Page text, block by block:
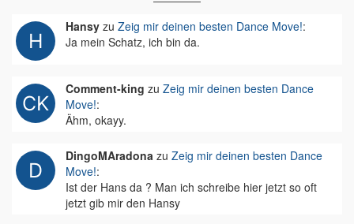
Hansy zu Zeig mir deinen besten Dance Move!:
Ja mein Schatz, ich bin da.
Comment-king zu Zeig mir deinen besten Dance
Move!:
Ähm, okayy.
DingoMAradona zu Zeig mir deinen besten Dance
Move!:
Ist der Hans da ? Man ich schreibe hier jetzt so oft
jetzt gib mir den Hansy